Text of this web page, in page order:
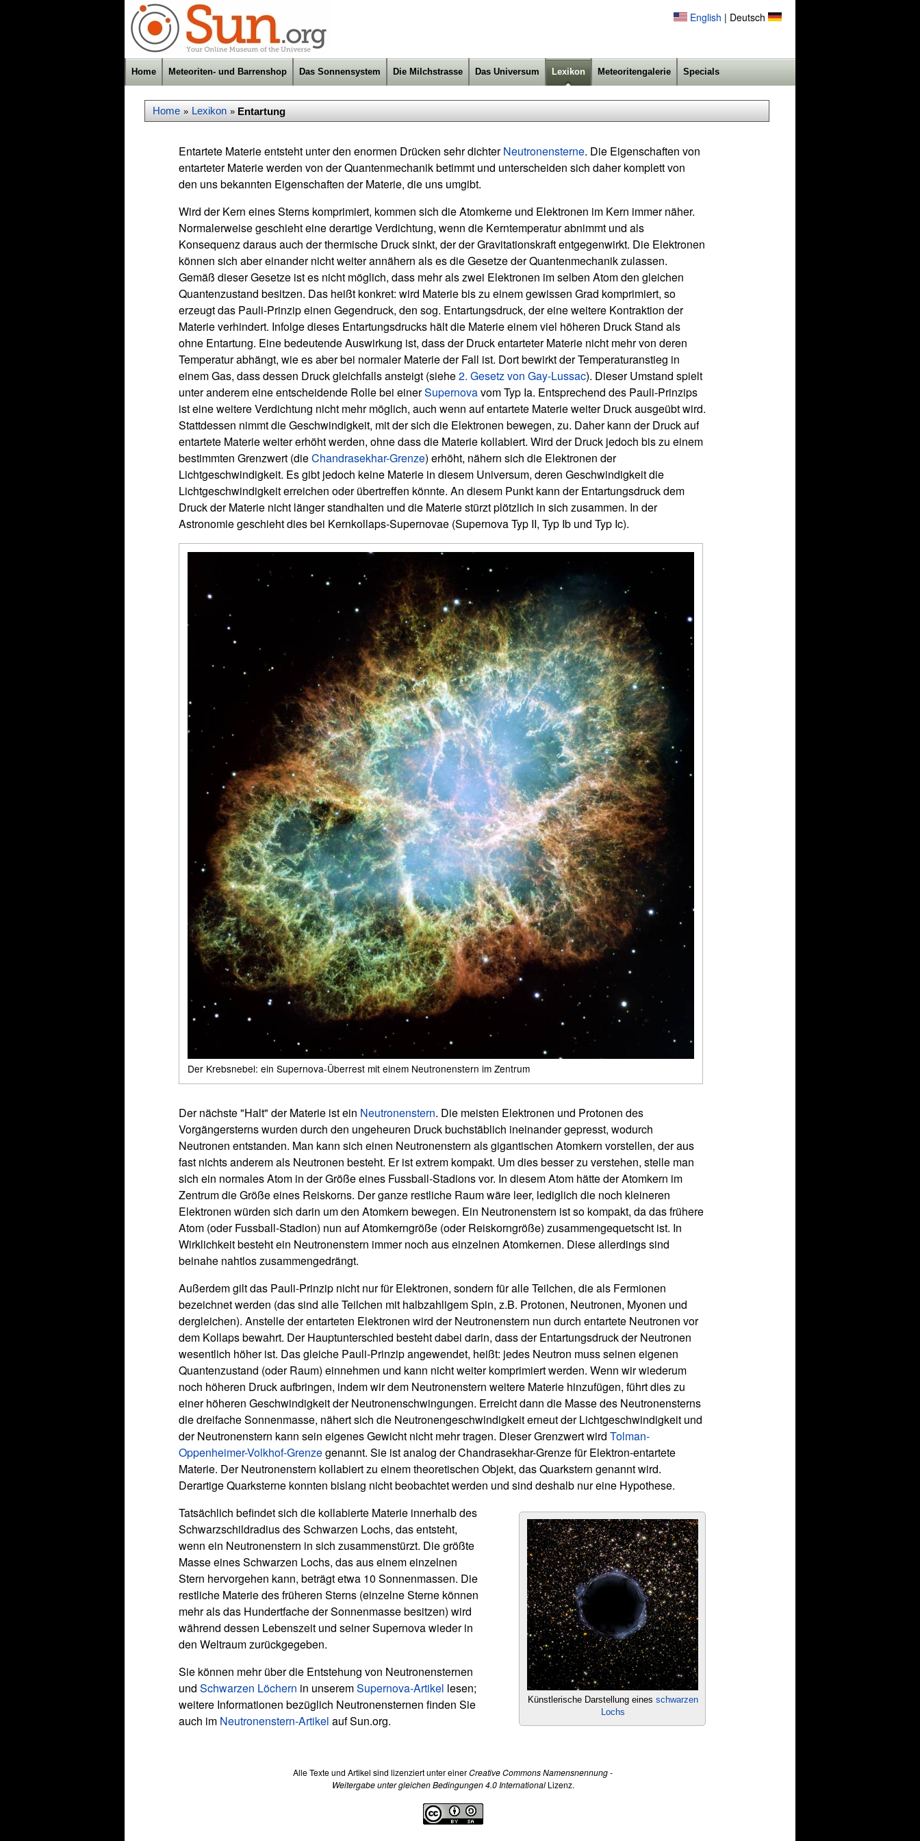
English | Deutsch
Home Meteoriten- und Barrenshop Das Sonnensystem Die Milchstrasse Das Universum Lexikon Meteoritengalerie Specials
Home » Lexikon » Entartung
Entartete Materie entsteht unter den enormen Drücken sehr dichterNeutronensterne. Die Eigenschaften von
entarteter Materie werden von der Quantenmechanik betimmt und unterscheiden sich daher komplett von
den uns bekannten Eigenschaften der Materie, die uns umgibt.
Wird der Kern eines Sterns komprimiert, kommen sich die Atomkerne und Elektronen im Kern immer näher.
Normalerweise geschieht eine derartige Verdichtung, wenn die Kerntemperatur abnimmt und als
Konsequenz daraus auch der thermische Druck sinkt, der der Gravitationskraft entgegenwirkt. Die Elektronen
können sich aber einander nicht weiter annähern als es die Gesetze der Quantenmechanik zulassen.
Gemäß dieser Gesetze ist es nicht möglich, dass mehr als zwei Elektronen im selben Atom den gleichen
Quantenzustand besitzen. Das heißt konkret: wird Materie bis zu einem gewissen Grad komprimiert, so
erzeugt das Pauli-Prinzip einen Gegendruck, den sog. Entartungsdruck, der eine weitere Kontraktion der
Materie verhindert. Infolge dieses Entartungsdrucks hält die Materie einem viel höheren Druck Stand als
ohne Entartung. Eine bedeutende Auswirkung ist, dass der Druck entarteter Materie nicht mehr von deren
Temperatur abhängt, wie es aber bei normaler Materie der Fall ist. Dort bewirkt der Temperaturanstieg in
einem Gas, dass dessen Druck gleichfalls ansteigt (siehe2. Gesetz von Gay-Lussac). Dieser Umstand spielt
unter anderem eine entscheidende Rolle bei einerSupernovavom Typ Ia. Entsprechend des Pauli-Prinzips
ist eine weitere Verdichtung nicht mehr möglich, auch wenn auf entartete Materie weiter Druck ausgeübt wird.
Stattdessen nimmt die Geschwindigkeit, mit der sich die Elektronen bewegen, zu. Daher kann der Druck auf
entartete Materie weiter erhöht werden, ohne dass die Materie kollabiert. Wird der Druck jedoch bis zu einem
bestimmten Grenzwert (dieChandrasekhar-Grenze) erhöht, nähern sich die Elektronen der
Lichtgeschwindigkeit. Es gibt jedoch keine Materie in diesem Universum, deren Geschwindigkeit die
Lichtgeschwindigkeit erreichen oder übertreffen könnte. An diesem Punkt kann der Entartungsdruck dem
Druck der Materie nicht länger standhalten und die Materie stürzt plötzlich in sich zusammen. In der
Astronomie geschieht dies bei Kernkollaps-Supernovae (Supernova Typ II, Typ Ib und Typ Ic).
Der Krebsnebel: ein Supernova-Überrest mit einem Neutronenstern im Zentrum
Der nächste "Halt" der Materie ist ein Neutronenstern. Die meisten Elektronen und Protonen des
Vorgängersterns wurden durch den ungeheuren Druck buchstäblich ineinander gepresst, wodurch
Neutronen entstanden. Man kann sich einen Neutronenstern als gigantischen Atomkern vorstellen, der aus
fast nichts anderem als Neutronen besteht. Er ist extrem kompakt. Um dies besser zu verstehen, stelle man
sich ein normales Atom in der Größe eines Fussball-Stadions vor. In diesem Atom hätte der Atomkern im
Zentrum die Größe eines Reiskorns. Der ganze restliche Raum wäre leer, lediglich die noch kleineren
Elektronen würden sich darin um den Atomkern bewegen. Ein Neutronenstern ist so kompakt, da das frühere
Atom (oder Fussball-Stadion) nun auf Atomkerngröße (oder Reiskorngröße) zusammengequetscht ist. In
Wirklichkeit besteht ein Neutronenstern immer noch aus einzelnen Atomkernen. Diese allerdings sind
beinahe nahtlos zusammengedrängt.
Außerdem gilt das Pauli-Prinzip nicht nur für Elektronen, sondern für alle Teilchen, die als Fermionen
bezeichnet werden (das sind alle Teilchen mit halbzahligem Spin, z.B. Protonen, Neutronen, Myonen und
dergleichen). Anstelle der entarteten Elektronen wird der Neutronenstern nun durch entartete Neutronen vor
dem Kollaps bewahrt. Der Hauptunterschied besteht dabei darin, dass der Entartungsdruck der Neutronen
wesentlich höher ist. Das gleiche Pauli-Prinzip angewendet, heißt: jedes Neutron muss seinen eigenen
Quantenzustand (oder Raum) einnehmen und kann nicht weiter komprimiert werden. Wenn wir wiederum
noch höheren Druck aufbringen, indem wir dem Neutronenstern weitere Materie hinzufügen, führt dies zu
einer höheren Geschwindigkeit der Neutronenschwingungen. Erreicht dann die Masse des Neutronensterns
die dreifache Sonnenmasse, nähert sich die Neutronengeschwindigkeit erneut der Lichtgeschwindigkeit und
der Neutronenstern kann sein eigenes Gewicht nicht mehr tragen. Dieser Grenzwert wird Tolman-
Oppenheimer-Volkhof-Grenzegenannt. Sie ist analog der Chandrasekhar-Grenze für Elektron-entartete
Materie. Der Neutronenstern kollabiert zu einem theoretischen Objekt, das Quarkstern genannt wird.
Derartige Quarksterne konnten bislang nicht beobachtet werden und sind deshalb nur eine Hypothese.
Künstlerische Darstellung eines schwarzen
Lochs
Tatsächlich befindet sich die kollabierte Materie innerhalb des
Schwarzschildradius des Schwarzen Lochs, das entsteht,
wenn ein Neutronenstern in sich zusammenstürzt. Die größte
Masse eines Schwarzen Lochs, das aus einem einzelnen
Stern hervorgehen kann, beträgt etwa 10 Sonnenmassen. Die
restliche Materie des früheren Sterns (einzelne Sterne können
mehr als das Hundertfache der Sonnenmasse besitzen) wird
während dessen Lebenszeit und seiner Supernova wieder in
den Weltraum zurückgegeben.
Sie können mehr über die Entstehung von Neutronensternen
und Schwarzen Löchern in unseremSupernova-Artikel lesen;
weitere Informationen bezüglich Neutronensternen finden Sie
auch im Neutronenstern-Artikel auf Sun.org.
Alle Texte und Artikel sind lizenziert unter einerCreative Commons Namensnennung -
Weitergabe unter gleichen Bedingungen 4.0 InternationalLizenz.